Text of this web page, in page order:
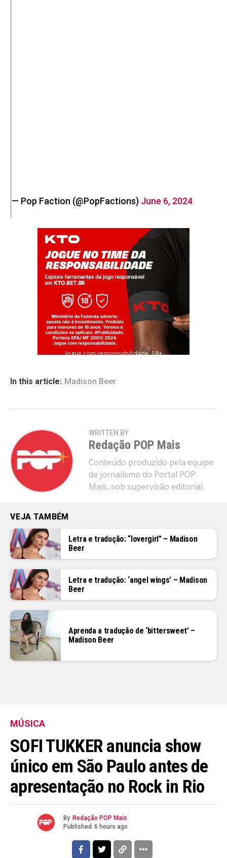
— Pop Faction (@PopFactions) June 6, 2024
Jogue com responsabilidade. 18+
In this article: Madison Beer
WRITTEN BY
Redação POP Mais
Conteúdo produzido pela equipe
de jornalismo do Portal POP
Mais, sob supervisão editorial.
VEJA TAMBÉM
Letra e tradução: “lovergirl” – Madison
Beer
Letra e tradução: ‘angel wings’ – Madison
Beer
Aprenda a tradução de ‘bittersweet’ –
Madison Beer
MÚSICA
SOFI TUKKER anuncia show
único em São Paulo antes de
apresentação no Rock in Rio
By Redação POP Mais
Published 6 hours ago